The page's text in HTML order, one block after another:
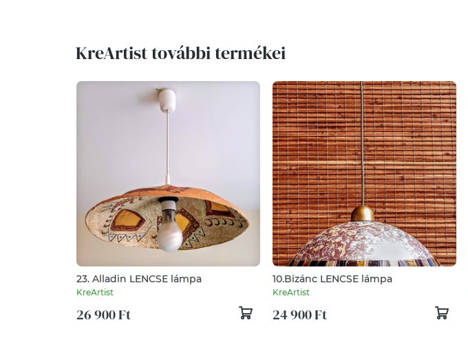
KreArtist további termékei
23. Alladin LENCSE lámpa
KreArtist
26 900 Ft
10.Bizánc LENCSE lámpa
KreArtist
24 900 Ft